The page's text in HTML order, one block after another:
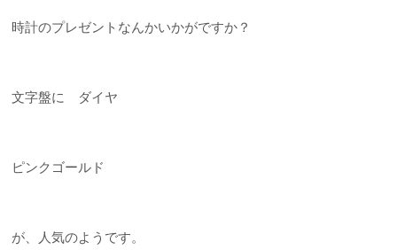
時計のプレゼントなんかいかがですか？
文字盤に ダイヤ
ピンクゴールド
が、人気のようです。